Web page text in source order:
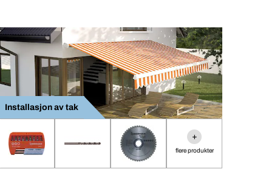
Installasjon av tak
+
flere produkter